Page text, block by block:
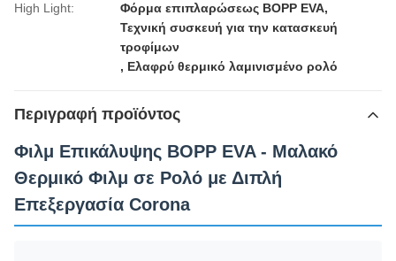
High Light:
Φόρμα επιπλαρώσεως BOPP EVA,
Τεχνική συσκευή για την κατασκευή
τροφίμων
, Ελαφρύ θερμικό λαμινισμένο ρολό
Περιγραφή προϊόντος
Φιλμ Επικάλυψης BOPP EVA - Μαλακό
Θερμικό Φιλμ σε Ρολό με Διπλή
Επεξεργασία Corona